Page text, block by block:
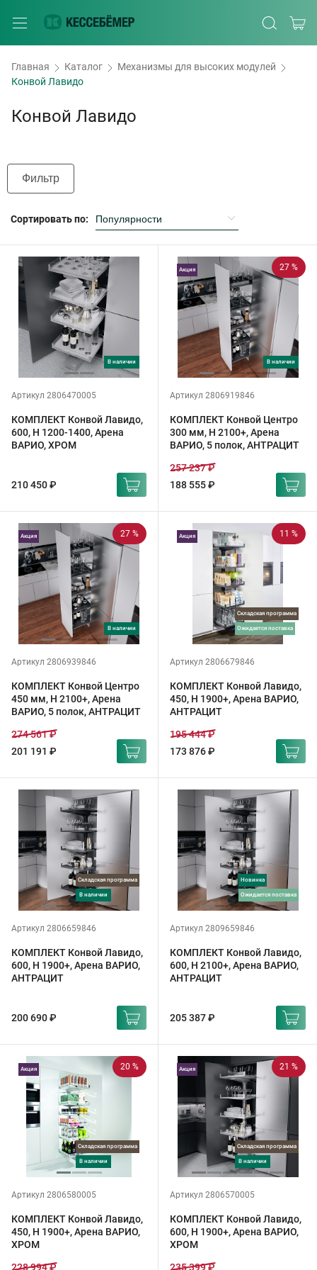
Главная Каталог
Механизмы для высоких модулей
Конвой Лавидо
Конвой Лавидо
Фильтр
Сортировать по:
в наличии
Артикул 2806470005
КОМПЛЕКТ Конвой Лавидо,
600, H 1200-1400, Арена
ВАРИО, ХРОМ
210 450 ₽
27 %
в наличии
Акция
Артикул 2806919846
КОМПЛЕКТ Конвой Центро
300 мм, H 2100+, Арена
ВАРИО, 5 полок, АНТРАЦИТ
188 555 ₽
257 237 ₽
27 %
в наличии
Акция
Артикул 2806939846
КОМПЛЕКТ Конвой Центро
450 мм, H 2100+, Арена
ВАРИО, 5 полок, АНТРАЦИТ
201 191 ₽
274 561 ₽
11 %
Складская программа
ожидается поставка
Акция
Артикул 2806679846
КОМПЛЕКТ Конвой Лавидо,
450, H 1900+, Арена ВАРИО,
АНТРАЦИТ
173 876 ₽
195 444 ₽
Складская программа
в наличии
Артикул 2806659846
КОМПЛЕКТ Конвой Лавидо,
600, H 1900+, Арена ВАРИО,
АНТРАЦИТ
200 690 ₽
Новинка
ожидается поставка
Артикул 2809659846
КОМПЛЕКТ Конвой Лавидо,
600, H 2100+, Арена ВАРИО,
АНТРАЦИТ
205 387 ₽
20 %
Складская программа
в наличии
Акция
Артикул 2806580005
КОМПЛЕКТ Конвой Лавидо,
450, H 1900+, Арена ВАРИО,
ХРОМ
228 994 ₽
21 %
Складская программа
в наличии
Акция
Артикул 2806570005
КОМПЛЕКТ Конвой Лавидо,
600, H 1900+, Арена ВАРИО,
ХРОМ
235 399 ₽